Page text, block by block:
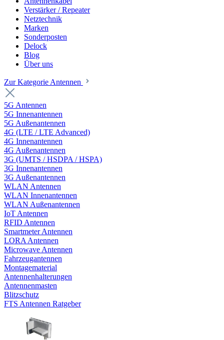
Verstärker / Repeater
Netztechnik
Marken
Sonderposten
Delock
Blog
Über uns
Zur Kategorie Antennen
5G Antennen
5G Innenantennen
5G Außenantennen
4G (LTE / LTE Advanced)
4G Innenantennen
4G Außenantennen
3G (UMTS / HSDPA / HSPA)
3G Innenantennen
3G Außenantennen
WLAN Antennen
WLAN Innenantennen
WLAN Außenantennen
IoT Antennen
RFID Antennen
Smartmeter Antennen
LORA Antennen
Microwave Antennen
Fahrzeugantennen
Montagematerial
Antennenhalterungen
Antennenmasten
Blitzschutz
FTS Antennen Ratgeber